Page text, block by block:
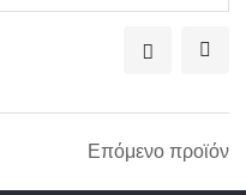
Επόμενο προϊόν